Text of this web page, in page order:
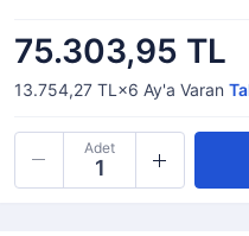
75.303,95 TL
13.754,27 TL×6 Ay'a Varan
Adet